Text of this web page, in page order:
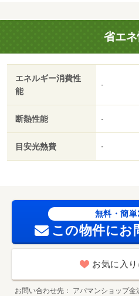
まとめてご紹介＆ご案内！オ
す。お部屋探しは、お近くの
どうぞ！・バイク置場：なし
料 16500円/室内清掃費用
省エ
エネルギー消費性
能
-
断熱性能 -
目安光熱費 -
無料・簡単
この物件にお
お気に入
お問い合わせ先 アパマンショップ